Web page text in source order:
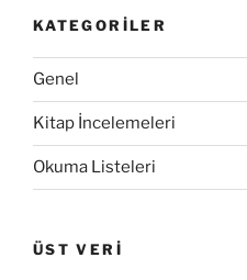
KATEGORILER
Genel
Kitap İncelemeleri
Okuma Listeleri
ÜST VERI